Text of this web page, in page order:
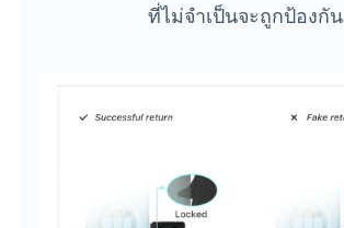
ที่ไม่จำเป็นจะถูกป้องกัน